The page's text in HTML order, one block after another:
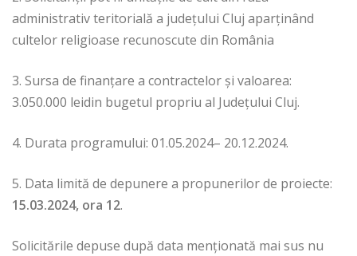
administrativ teritorială a județului Cluj aparținând
cultelor religioase recunoscute din România
3. Sursa de finanțare a contractelor și valoarea:
3.050.000 leidin bugetul propriu al Județului Cluj.
4. Durata programului: 01.05.2024– 20.12.2024.
5. Data limită de depunere a propunerilor de proiecte:
15.03.2024, ora 12.
Solicitările depuse după data menţionată mai sus nu